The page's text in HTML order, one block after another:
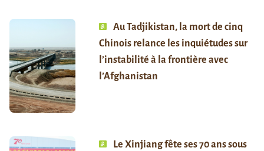
Au Tadjikistan, la mort de cinq
Chinois relance les inquiétudes sur
l’instabilité à la frontière avec
l’Afghanistan
Le Xinjiang fête ses 70 ans sous